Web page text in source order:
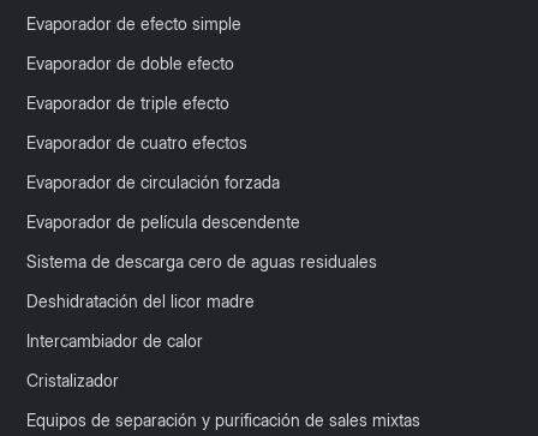
Evaporador de efecto simple
Evaporador de doble efecto
Evaporador de triple efecto
Evaporador de cuatro efectos
Evaporador de circulación forzada
Evaporador de película descendente
Sistema de descarga cero de aguas residuales
Deshidratación del licor madre
Intercambiador de calor
Cristalizador
Equipos de separación y purificación de sales mixtas